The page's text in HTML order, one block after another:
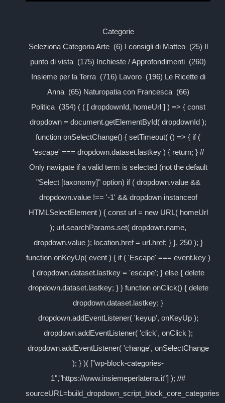
Categorie
Seleziona Categoria Arte (6) I consigli di Matteo (25) Il
punto di vista (175) Inchieste / Approfondimenti (260)
Insieme per la Terra (716) Lavoro (196) Le Ricette di
Anna (65) Naturopatia con Francesca (66)
Politica (354) ( ( [ dropdownId, homeUrl ] ) => { const
dropdown = document.getElementById( dropdownId );
function onSelectChange() { setTimeout( () => { if (
'escape' === dropdown.dataset.lastkey ) { return; } //
Only navigate if a valid term is selected (not the default
"Select [taxonomy]" option) if ( dropdown.value &&
dropdown.value !== '-1' && dropdown instanceof
HTMLSelectElement ) { const url = new URL( homeUrl
); url.searchParams.set( dropdown.name,
dropdown.value ); location.href = url.href; } }, 250 ); }
function onKeyUp( event ) { if ( 'Escape' === event.key )
{ dropdown.dataset.lastkey = 'escape'; } else { delete
dropdown.dataset.lastkey; } } function onClick() { delete
dropdown.dataset.lastkey; }
dropdown.addEventListener( 'keyup', onKeyUp );
dropdown.addEventListener( 'click', onClick );
dropdown.addEventListener( 'change', onSelectChange
); } )( ["wp-block-categories-
1","https://www.insiemeperlaterra.it"] ); //#
sourceURL=build_dropdown_script_block_core_categories